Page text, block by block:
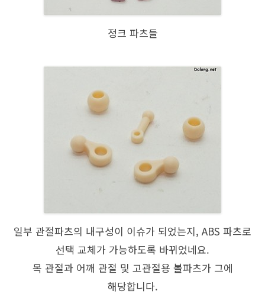
정크 파츠들
일부 관절파츠의 내구성이 이슈가 되었는지, ABS 파츠로
선택 교체가 가능하도록 바뀌었네요.
목 관절과 어깨 관절 및 고관절용 볼파츠가 그에
해당합니다.